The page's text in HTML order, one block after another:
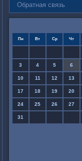
Обратная связь
Пн Вт Ср Чт
3 4 5 6
10 11 12 13
17 18 19 20
24 25 26 27
31